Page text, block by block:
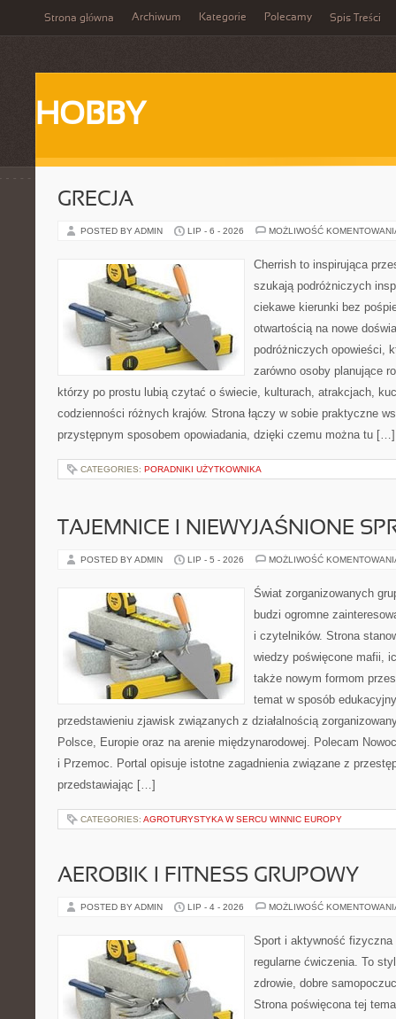
Strona główna Archiwum Kategorie Polecamy Spis Treści
HOBBY
GRECJA
POSTED BY ADMIN LIP - 6 - 2026 MOŻLIWOŚĆ
Cherrish to inspirująca
szukają podróżniczych
ciekawe kierunki bez
otwartością na nowe
podróżniczych opowieści,
zarówno osoby planujące
którzy po prostu lubią czytać o świecie, kulturach, atrakcjach,
codzienności różnych krajów. Strona łączy w sobie praktyczne
przystępnym sposobem opowiadania, dzięki czemu można tu […]
CATEGORIES: PORADNIKI UŻYTKOWNIKA
TAJEMNICE I NIEWYJAŚNIONE
POSTED BY ADMIN LIP - 5 - 2026 MOŻLIWOŚĆ
Świat zorganizowanych
budzi ogromne
i czytelników. Strona
wiedzy poświęcone mafii,
także nowym formom
temat w sposób
przedstawieniu zjawisk związanych z działalnością
Polsce, Europie oraz na arenie międzynarodowej. Polecam
i Przemoc. Portal opisuje istotne zagadnienia związane z
przedstawiając […]
CATEGORIES: AGROTURYSTYKA W SERCU WINNIC EUROPY
AEROBIK I FITNESS GRUPOWY
POSTED BY ADMIN LIP - 4 - 2026 MOŻLIWOŚĆ
Sport i aktywność
regularne ćwiczenia. To
zdrowie, dobre
Strona poświęcona tej